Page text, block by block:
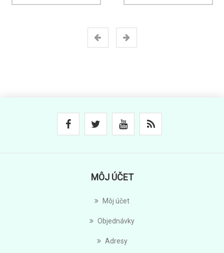
MÔJ ÚČET
Môj účet
Objednávky
Adresy